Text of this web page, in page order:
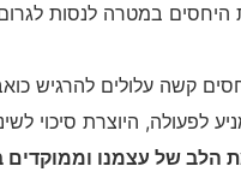
היחסים במטרה לנסות
קשה עלולים להרגיש
לפעולה, היוצרת סיכוי
הלב של עצמנו וממוקדים